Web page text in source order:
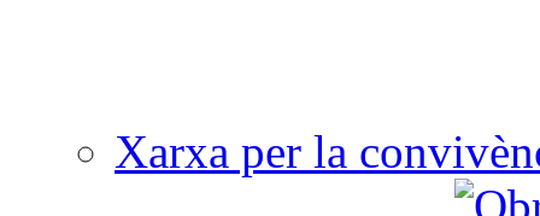
Xarxa per la